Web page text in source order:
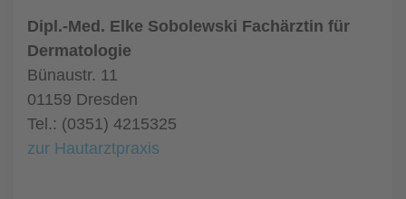
Dipl.-Med. Elke Sobolewski Fachärztin für
Dermatologie
Bünaustr. 11
01159 Dresden
Tel.: (0351) 4215325
zur Hautarztpraxis